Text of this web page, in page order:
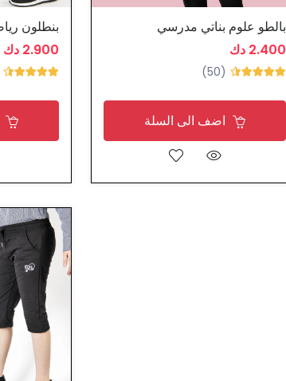
بالطو علوم بناتي مدرسي
2.400 دك
(50)
اضف الى السلة
بنطلون
2.900 دك